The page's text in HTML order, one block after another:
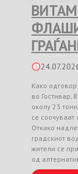
Како
во Гостивар,
околу 23
се
Откако
градскиот
жители се
од